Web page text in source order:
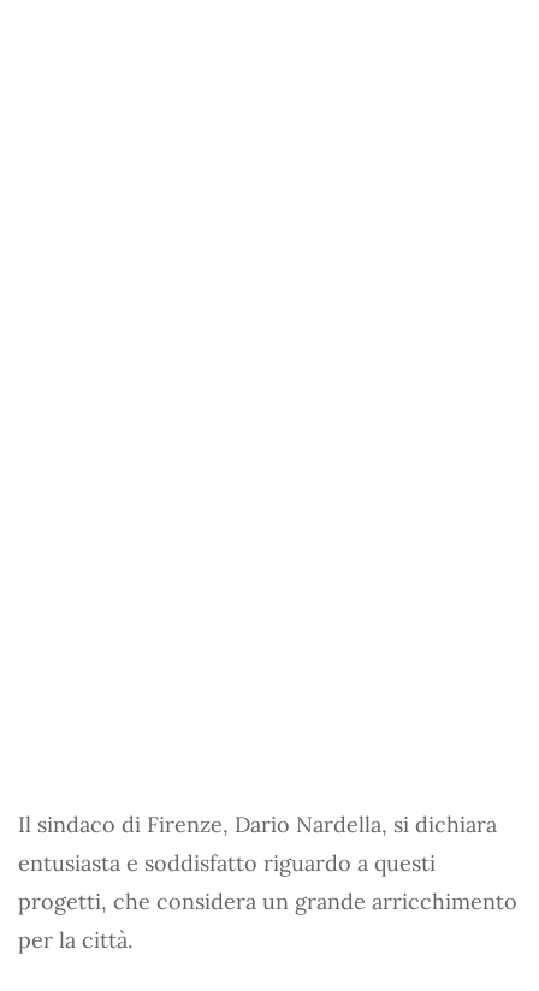
Il sindaco di Firenze, Dario Nardella, si dichiara
entusiasta e soddisfatto riguardo a questi
progetti, che considera un grande arricchimento
per la città.